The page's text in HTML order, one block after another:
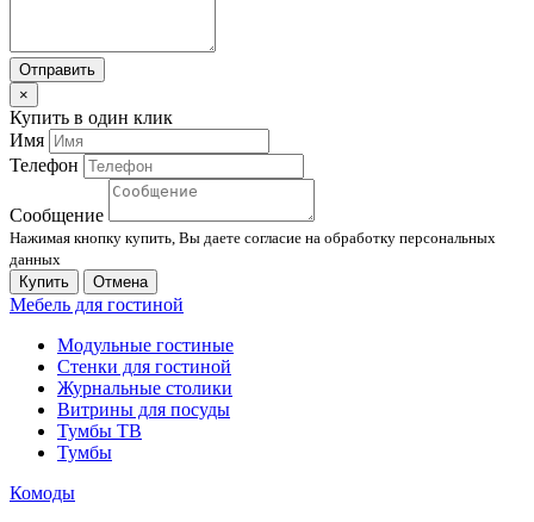
Отправить
×
Купить в один клик
Имя
Телефон
Сообщение
Нажимая кнопку купить, Вы даете согласие на обработку персональных
данных
Купить
Отмена
Мебель для гостиной
Модульные гостиные
Стенки для гостиной
Журнальные столики
Витрины для посуды
Тумбы ТВ
Тумбы
Комоды